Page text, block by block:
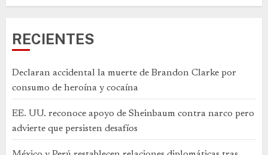
RECIENTES
Declaran accidental la muerte de Brandon Clarke por
consumo de heroína y cocaína
EE. UU. reconoce apoyo de Sheinbaum contra narco pero
advierte que persisten desafíos